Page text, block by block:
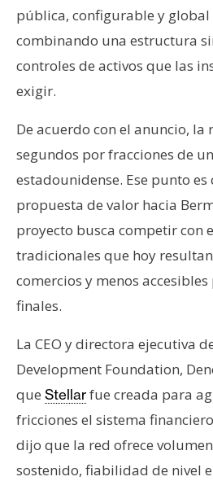
pública, configurable y global
combinando una estructura
controles de activos que las
exigir.
De acuerdo con el anuncio,
segundos por fracciones de
estadounidense. Ese punto
propuesta de valor hacia
proyecto busca competir con
tradicionales que hoy
comercios y menos
finales.
La CEO y directora ejecutiva
Development Foundation,
que Stellarfue creada para
fricciones el sistema
dijo que la red ofrece
sostenido, fiabilidad de nivel